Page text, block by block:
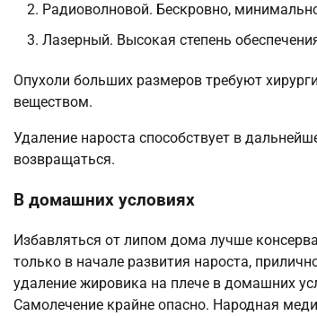
Радиоволновой. Бескровно,
Лазерный. Высокая степень
Опухоли больших размеров требуют
веществом.
Удаление нароста способствует в
возвращаться.
В домашних условиях
Избавляться от липом дома лучше
только в начале развития нароста,
удаление жировика на плече в домашних
Самолечение крайне опасно. Народная